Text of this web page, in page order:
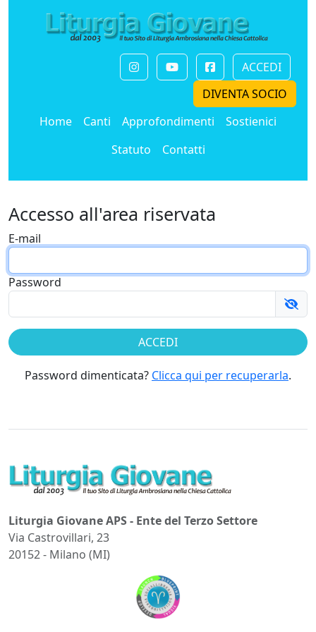
ACCEDI
DIVENTA SOCIO
Home
Canti Approfondimenti
Sostienici
Statuto
Contatti
Accesso all'area riservata
E-mail
Password
Password dimenticata? Clicca qui per recuperarla.
Liturgia Giovane APS - Ente del Terzo Settore
Via Castrovillari, 23
20152 - Milano (MI)